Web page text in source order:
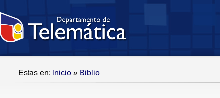
Estas en: Inicio » Biblio